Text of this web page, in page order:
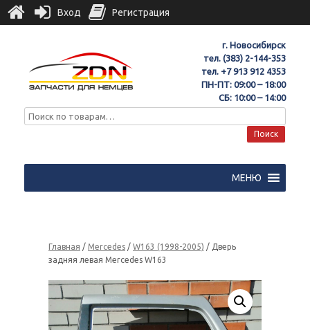
г. Новосибирск
тел. (383) 2-144-353
тел. +7 913 912 4353
ПН-ПТ: 09:00 – 18:00
СБ: 10:00 – 14:00
Поиск
МЕНЮ
Главная / Mercedes / W163 (1998-2005) / Дверь
задняя левая Mercedes W163
Вход Регистрация